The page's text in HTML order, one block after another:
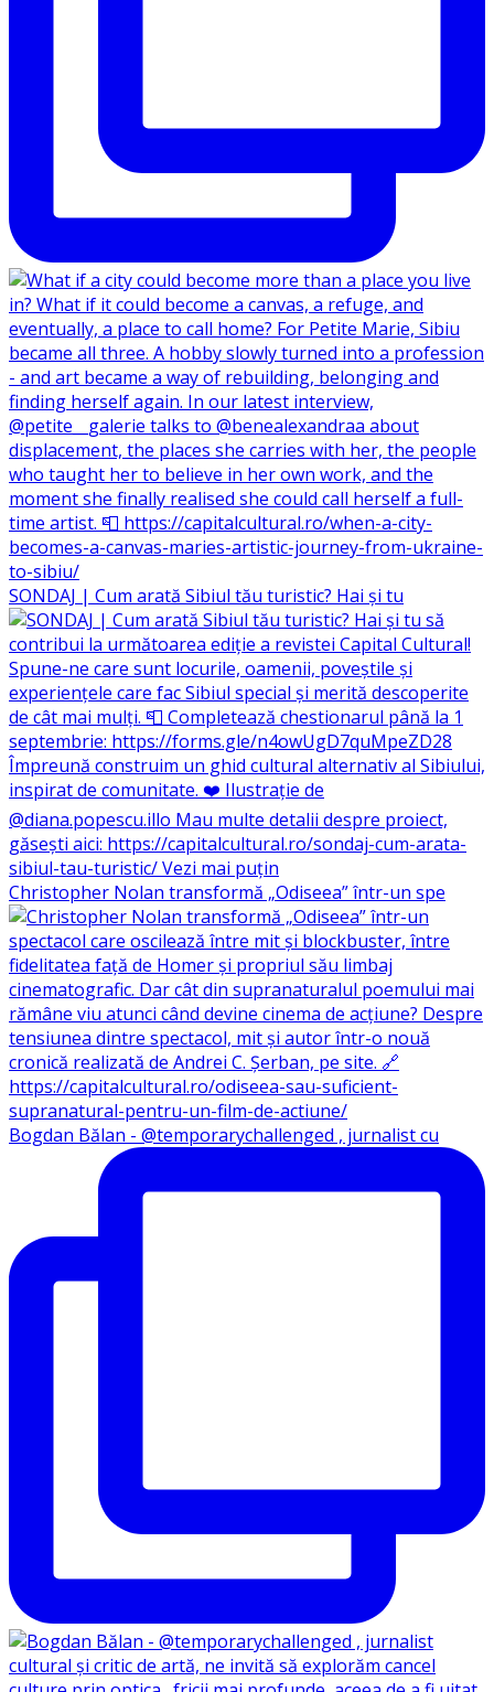
SONDAJ | Cum arată Sibiul tău turistic? Hai și tu
Christopher Nolan transformă „Odiseea” într-un spe
Bogdan Bălan - @temporarychallenged , jurnalist cu